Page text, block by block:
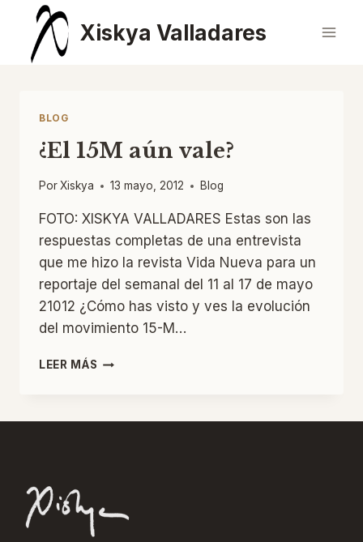
Saltar
contenido
Xiskya Valladares
BLOG
¿El 15M aún vale?
PorXiskya 13 mayo, 2012 Blog
FOTO: XISKYA VALLADARES Estas son las
respuestas completas de una entrevista
que me hizo la revista Vida Nueva para un
reportaje del semanal del 11 al 17 de mayo
21012 ¿Cómo has visto y ves la evolución
del movimiento 15-M…
LEER MÁS ¿EL